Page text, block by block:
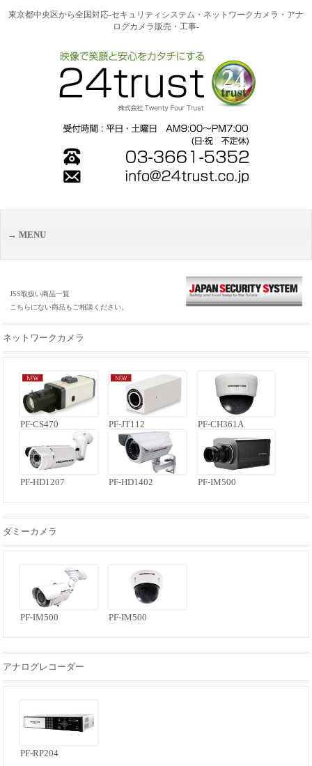
東京都中央区から全国対応-セキュリティシステム・ネットワークカメラ・アナ
ログカメラ販売・工事-
MENU
JSS取扱い商品一覧
こちらにない商品もご相談ください。
ネットワークカメラ
PF-CS470 PF-JT112 PF-CH361A
PF-HD1207 PF-HD1402 PF-IM500
ダミーカメラ
PF-IM500 PF-IM500
アナログレコーダー
PF-RP204